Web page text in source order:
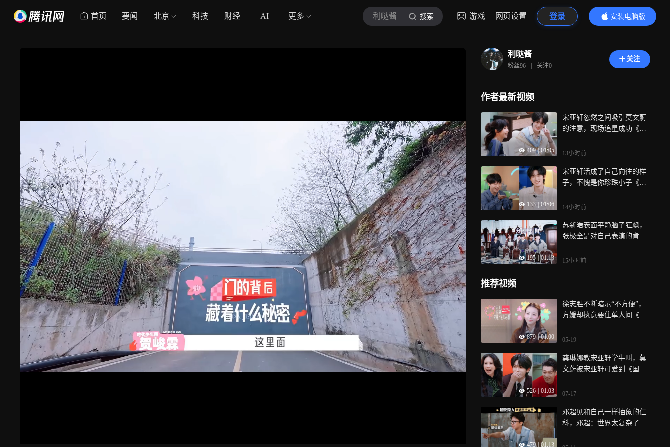
首页 要闻 北京 科技 财经 AI 更多 利哒酱 搜索 游戏 网页设置 登录
安装电脑版
内容更精彩
利哒酱
粉丝96 | 关注0
关注
作者最新视频
409 | 01:05
宋亚轩忽然之间吸引莫文蔚
的注意，现场追星成功《国
13小时前
133 01:06
宋亚轩活成了自己向往的样
子，不愧是你珍珠小子《国
14小时前
195 01:13
苏新皓表面平静脑子狂飙，
张极全是对自己表演的肯定
15小时前
推荐视频
879 | 01:00
徐志胜不断暗示“不方便”，
方媛却执意要住单人间《五
05-19
526 01:03
龚琳娜教宋亚轩学牛叫，莫
文蔚被宋亚轩可爱到《国乐
07-17
479 01:13
邓超见和自己一样抽象的仁
科，邓超：世界太复杂了！